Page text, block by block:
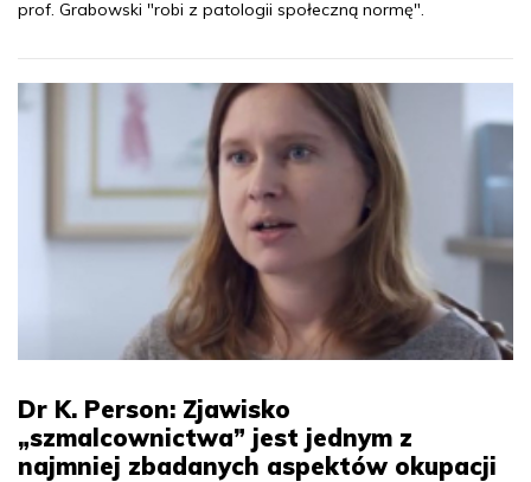
prof. Grabowski "robi z patologii społeczną normę".
Dr K. Person: Zjawisko
„szmalcownictwa” jest jednym z
najmniej zbadanych aspektów okupacji